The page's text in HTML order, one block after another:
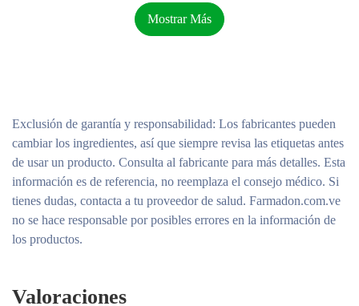
con clorhidrato de pramoxina al 1% para brindar un
alivio temporal, duradero y de acción rápida de la
brinda alivio en dos minutos (y dura hasta ocho horas) y
el 100 % de los usuarios experimentaron alivio en
estudios clínicos*. Nuestra loción para aliviar la
picazón , sin fragancia, está fortificada con 3 ceramidas
esenciales que trabajan juntas para retener la humedad
de la piel y ayudar a restaurar la barrera protectora de la
piel. La tecnología MVE encapsula ceramidas para
barrera protectora de la piel, mucho después de que
Mostrar Más
Exclusión de garantía y responsabilidad: Los fabricantes pueden
cambiar los ingredientes, así que siempre revisa las etiquetas antes
de usar un producto. Consulta al fabricante para más detalles. Esta
información es de referencia, no reemplaza el consejo médico. Si
tienes dudas, contacta a tu proveedor de salud. Farmadon.com.ve
no se hace responsable por posibles errores en la información de
los productos.
Valoraciones